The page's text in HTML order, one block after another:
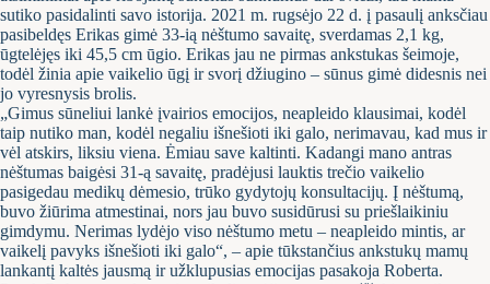
sutiko pasidalinti savo istorija. 2021 m. rugsėjo 22 d. į pasaulį anksčiau
pasibeldęs Erikas gimė 33-ią nėštumo savaitę, sverdamas 2,1 kg,
ūgtelėjęs iki 45,5 cm ūgio. Erikas jau ne pirmas ankstukas šeimoje,
todėl žinia apie vaikelio ūgį ir svorį džiugino – sūnus gimė didesnis nei
jo vyresnysis brolis.
„Gimus sūneliui lankė įvairios emocijos, neapleido klausimai, kodėl
taip nutiko man, kodėl negaliu išnešioti iki galo, nerimavau, kad mus ir
vėl atskirs, liksiu viena. Ėmiau save kaltinti. Kadangi mano antras
nėštumas baigėsi 31-ą savaitę, pradėjusi lauktis trečio vaikelio
pasigedau medikų dėmesio, trūko gydytojų konsultacijų. Į nėštumą,
buvo žiūrima atmestinai, nors jau buvo susidūrusi su priešlaikiniu
gimdymu. Nerimas lydėjo viso nėštumo metu – neapleido mintis, ar
vaikelį pavyks išnešioti iki galo“, – apie tūkstančius ankstukų mamų
lankantį kaltės jausmą ir užklupusias emocijas pasakoja Roberta.